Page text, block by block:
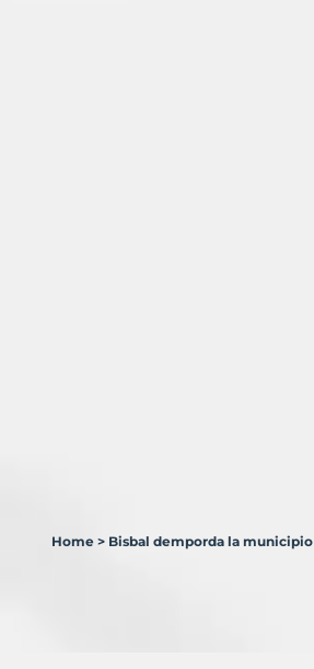
Home > Bisbal demporda la municipio